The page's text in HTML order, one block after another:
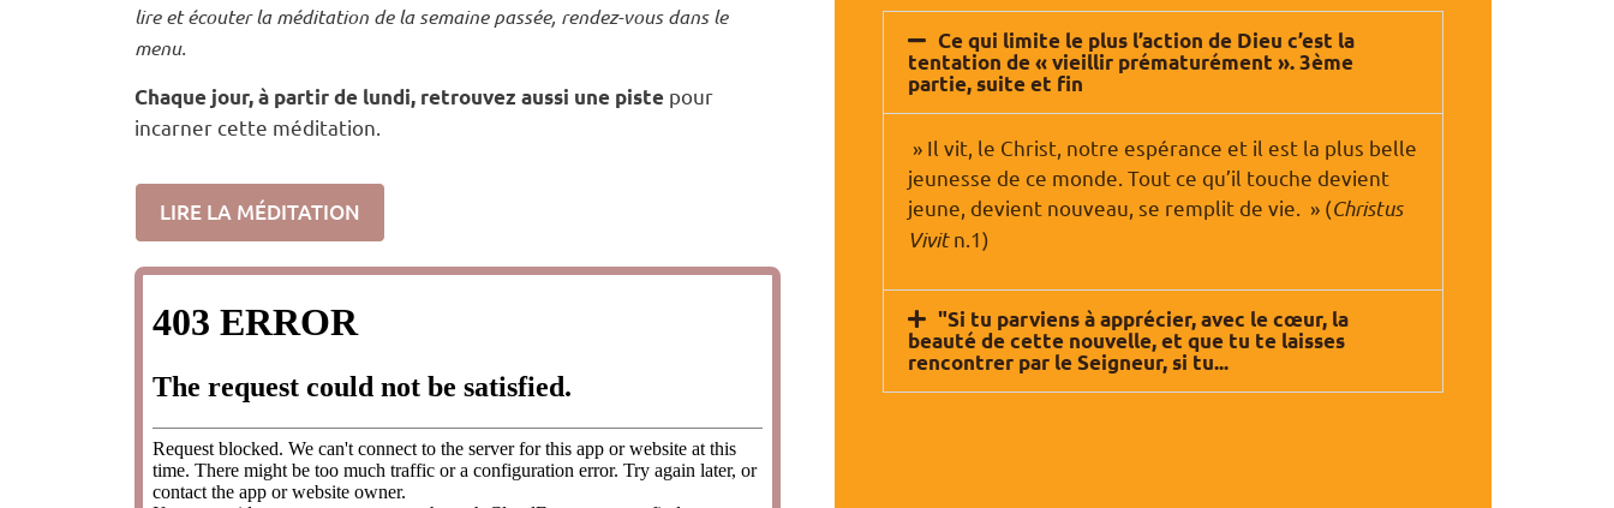
lire et écouter la méditation de la semaine passée, rendez-vous dans le
menu.
Chaque jour, à partir de lundi, retrouvez aussi une piste pour
incarner cette méditation.
LIRE LA MÉDITATION
Ce qui limite le plus l’action de Dieu c’est la
tentation de « vieillir prématurément ». 3ème
partie, suite et fin
» Il vit, le Christ, notre espérance et il est la plus belle
jeunesse de ce monde. Tout ce qu’il touche devient
jeune, devient nouveau, se remplit de vie. » (Christus
Vivitn.1)
"Si tu parviens à apprécier, avec le cœur, la
beauté de cette nouvelle, et que tu te laisses
rencontrer par le Seigneur, si tu...